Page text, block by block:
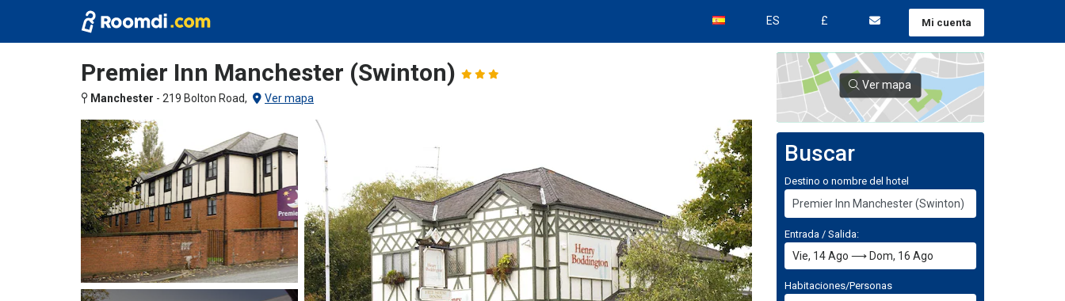
ES £ Mi cuenta
Premier Inn Manchester (Swinton)
Manchester - 219 Bolton Road, Ver mapa
Ver mapa
Buscar
Destino o nombre del hotel
Entrada / Salida:
Habitaciones/Personas